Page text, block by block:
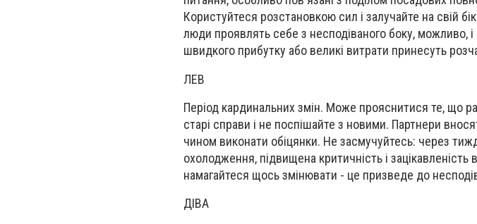
Користуйтеся розстановкою сил і залучайте на свій
люди проявлять себе з несподіваного боку, можливо,
швидкого прибутку або великі витрати принесуть
ЛЕВ
Період кардинальних змін. Може прояснитися те, що
старі справи і не поспішайте з новими. Партнери
чином виконати обіцянки. Не засмучуйтесь: через
охолодження, підвищена критичність і зацікавленість
намагайтеся щосьзмінювати - це призведе до
ДІВА